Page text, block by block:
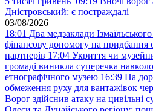
Дністровський: є постраждалі
03/08/2026
18:01 Два медзаклади
фінансову допомогу на придбання
партнерів 17:04 Укриття чи
громаді виникла суперечка
етнографічного музею 16:39 На
обмеження руху для вантажівок
Ворог здійснив атаку на цивільні